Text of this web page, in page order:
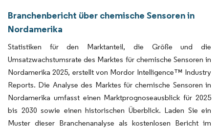
Branchenbericht über chemische Sensoren in
Nordamerika
Statistiken für den Marktanteil, die Größe und die
Umsatzwachstumsrate des Marktes für chemische Sensoren in
Nordamerika 2025, erstellt von Mordor Intelligence™ Industry
Reports. Die Analyse des Marktes für chemische Sensoren in
Nordamerika umfasst einen Marktprognoseausblick für 2025
bis 2030 sowie einen historischen Überblick. Laden Sie ein
Muster dieser Branchenanalyse als kostenlosen Bericht im